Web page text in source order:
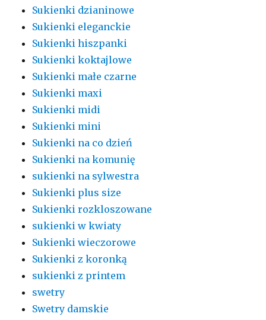
Sukienki dzianinowe
Sukienki eleganckie
Sukienki hiszpanki
Sukienki koktajlowe
Sukienki małe czarne
Sukienki maxi
Sukienki midi
Sukienki mini
Sukienki na co dzień
Sukienki na komunię
sukienki na sylwestra
Sukienki plus size
Sukienki rozkloszowane
sukienki w kwiaty
Sukienki wieczorowe
Sukienki z koronką
sukienki z printem
swetry
Swetry damskie